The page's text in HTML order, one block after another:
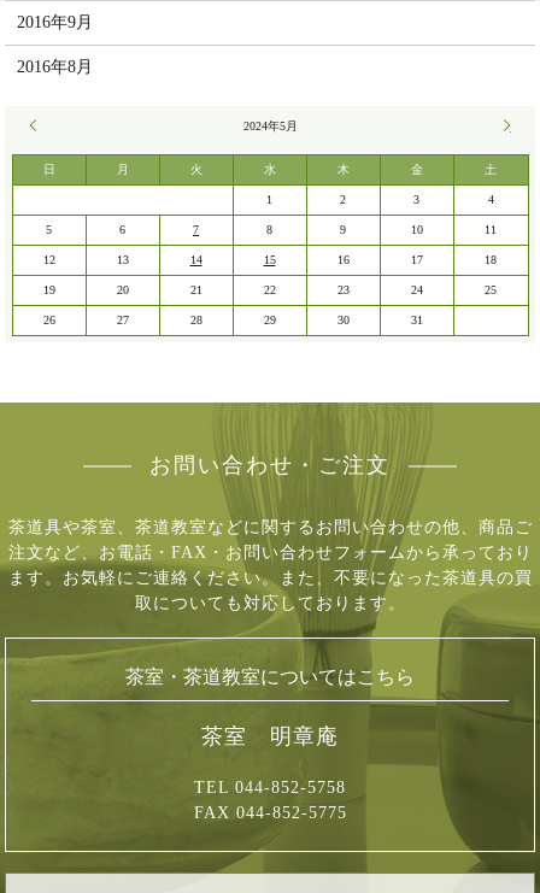
2016年9月
2016年8月
2024年5月
日 月 火 水 木 金 土
6月 »
1 2 3 4
5 6 7 8 9 10 11
12 13 14 15 16 17 18
19 20 21 22 23 24 25
26 27 28 29 30 31
お問い合わせ・ご注文
茶道具や茶室、茶道教室などに関するお問い合わせの他、商品ご
注文など、 お電話・FAX・お問い合わせフォームから承っており
ます。お気軽にご連絡ください。 また、不要になった茶道具の買
取についても対応しております。
茶室・茶道教室についてはこちら
茶室 明章庵
TEL 044-852-5758
FAX 044-852-5775